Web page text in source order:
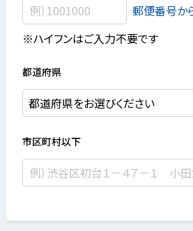
郵便番号か
※ハイフンはご入力不要です
都道府県
市区町村以下